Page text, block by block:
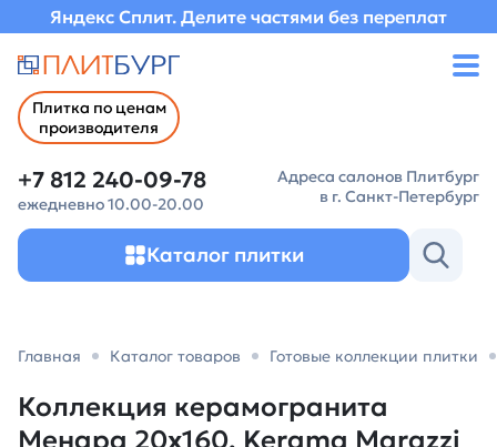
Яндекс Сплит. Делите частями без переплат
Плитка по ценам
производителя
+7 812 240-09-78
ежедневно 10.00-20.00
Адреса салонов Плитбург
в г. Санкт-Петербург
Каталог плитки
Главная Каталог товаров Готовые коллекции плитки
Коллекция керамогранита
Менара 20х160, Kerama Marazzi